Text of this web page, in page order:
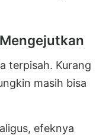
terpisah. Kurang
masih bisa
efeknya